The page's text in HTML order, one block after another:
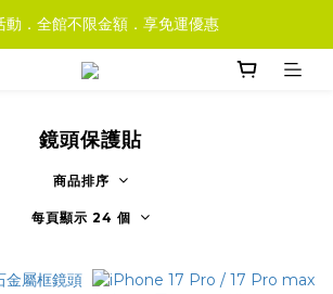
動．全館不限金額．享免運優惠
鏡頭保護貼
商品排序
每頁顯示 24 個